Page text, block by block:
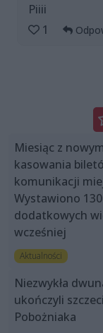
Piiii
1
Miesiąc z
kasowania
komunikacji
Wystawiono
dodatkowych
wcześniej
Aktualności
Niezwykła
ukończyli
Pobożniaka